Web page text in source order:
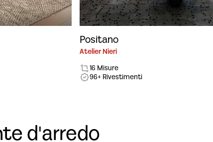
Positano
Atelier Nieri
16 Misure
96+ Rivestimenti
d'arredo